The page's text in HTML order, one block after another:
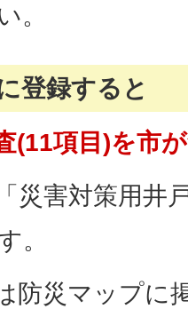
。
登録すると
(11項目)を市
災害対策用井
。
防災マップに